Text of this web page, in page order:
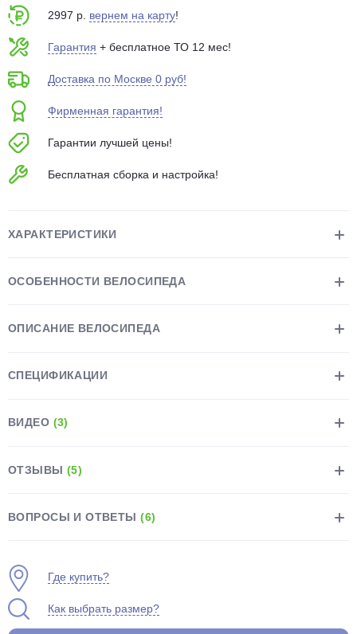
2997 р. вернем на карту!
Гарантия + бесплатное ТО 12 мес!
Доставка по Москве 0 руб!
Фирменная гарантия!
Гарантии лучшей цены!
Бесплатная сборка и настройка!
ХАРАКТЕРИСТИКИ
ОСОБЕННОСТИ ВЕЛОСИПЕДА
ОПИСАНИЕ ВЕЛОСИПЕДА
СПЕЦИФИКАЦИИ
ВИДЕО (3)
ОТЗЫВЫ (5)
ВОПРОСЫ И ОТВЕТЫ(6)
Где купить?
Как выбрать размер?
Подробнее
Остались вопросы?